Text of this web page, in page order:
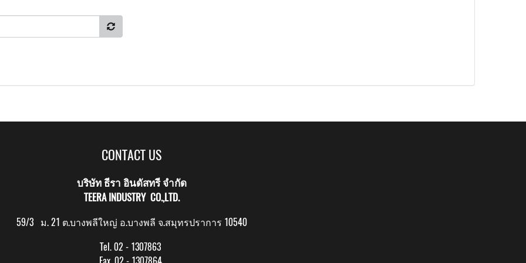
CONTACT US
บริษัท ธีรา อินดัสทรี จำกัด
TEERA INDUSTRY CO.,LTD.
59/3 ม. 21 ต.บางพลีใหญ่ อ.บางพลี จ.สมุทรปราการ 10540
Tel. 02 - 1307863